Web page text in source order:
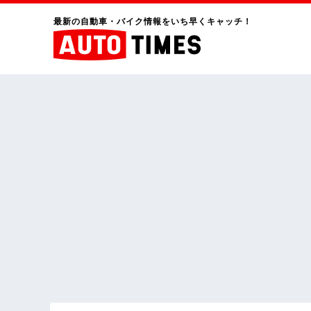
最新の自動車・バイク情報をいち早くキャッチ！